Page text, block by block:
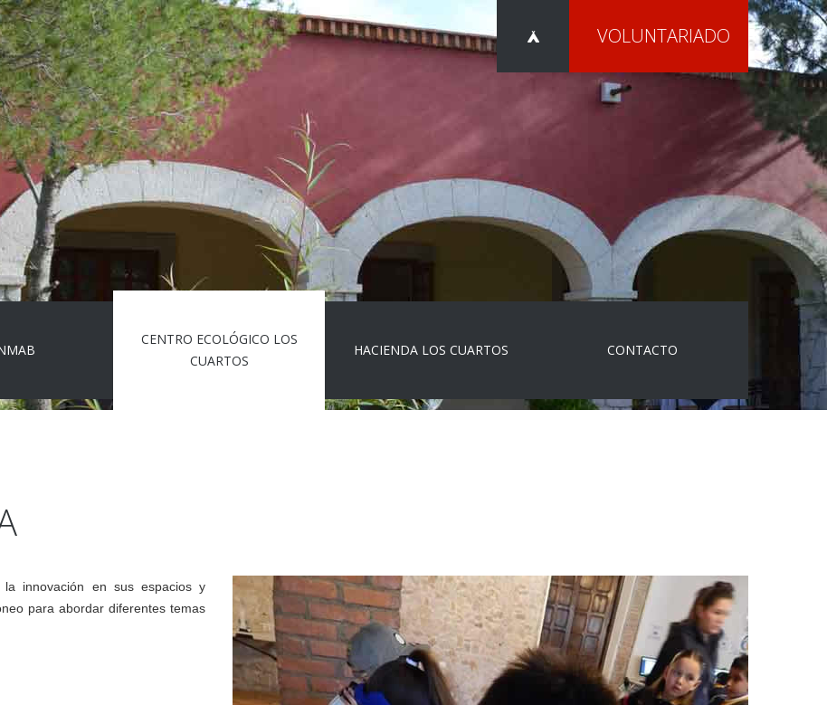
VOLUNTARIADO
CENTRO ECOLÓGICO LOS
CUARTOS
HACIENDA LOS CUARTOS CONTACTO
innovación en sus espacios y
para abordar diferentes temas